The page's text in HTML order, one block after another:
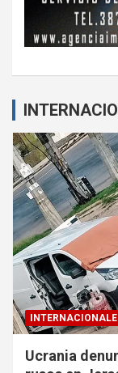
Volcán